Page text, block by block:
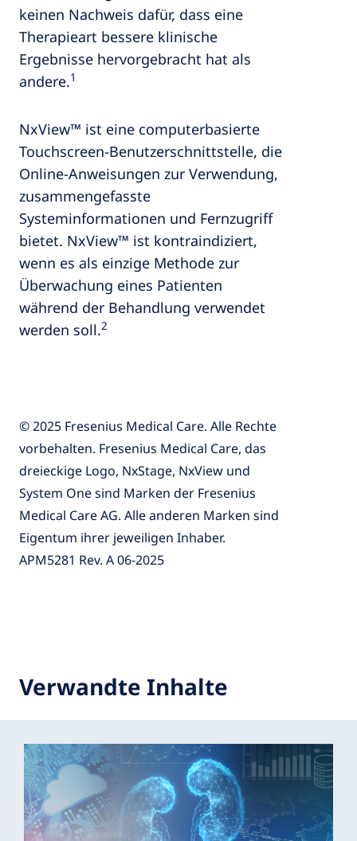
keinen Nachweis dafür, dass eine
Therapieart bessere klinische
Ergebnisse hervorgebracht hat als
andere.1
NxView™ ist eine computerbasierte
Touchscreen-Benutzerschnittstelle, die
Online-Anweisungen zur Verwendung,
zusammengefasste
Systeminformationen und Fernzugriff
bietet. NxView™ ist kontraindiziert,
wenn es als einzige Methode zur
Überwachung eines Patienten
während der Behandlung verwendet
werden soll.2
© 2025 Fresenius Medical Care. Alle Rechte
vorbehalten. Fresenius Medical Care, das
dreieckige Logo, NxStage, NxView und
System One sind Marken der Fresenius
Medical Care AG. Alle anderen Marken sind
Eigentum ihrer jeweiligen Inhaber.
APM5281 Rev. A 06-2025
Verwandte Inhalte